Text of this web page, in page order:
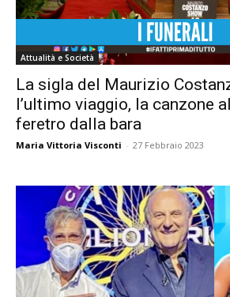
Attualità e Società
La sigla del Maurizio
l’ultimo viaggio, la canzone
feretro dalla bara
Maria Vittoria Visconti - 27 Febbraio 2023